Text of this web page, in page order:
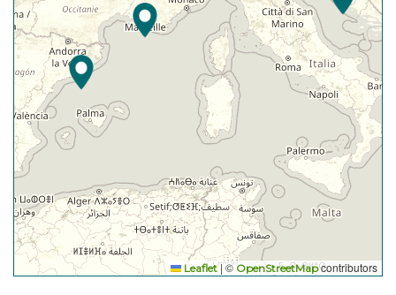
Leaflet |© OpenStreetMapcontributors